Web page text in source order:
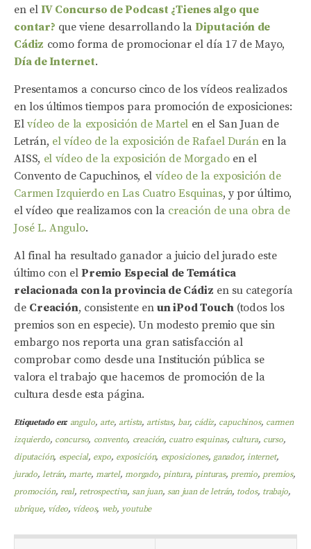
en el IV Concurso de Podcast ¿Tienes algo que
contar? que viene desarrollando la Diputación de
Cádiz como forma de promocionar el día 17 de Mayo,
Día de Internet.
Presentamos a concurso cinco de los vídeos realizados
en los últimos tiempos para promoción de exposiciones:
El vídeo de la exposición de Martel en el San Juan de
Letrán, el vídeo de la exposición de Rafael Durán en la
AISS, el vídeo de la exposición de Morgadoen el
Convento de Capuchinos, el vídeo de la exposición de
Carmen Izquierdo en Las Cuatro Esquinas, y por último,
el vídeo que realizamos con la creación de una obra de
José L. Angulo.
Al final ha resultado ganador a juicio del jurado este
último con elPremio Especial de Temática
relacionada con la provincia de Cádiz en su categoría
de Creación, consistente enun iPod Touch(todos los
premios son en especie). Un modesto premio que sin
embargo nos reporta una gran satisfacción al
comprobar como desde una Institución pública se
valora el trabajo que hacemos de promoción de la
cultura desde esta página.
Etiquetado en: angulo, arte, artista, artistas,bar, cádiz, capuchinos, carmen
izquierdo, concurso, convento, creación, cuatro esquinas, cultura, curso,
diputación, especial, expo, exposición, exposiciones, ganador, internet,
jurado,letrán,marte, martel,morgado, pintura, pinturas, premio, premios,
promoción, real,retrospectiva,san juan, san juan de letrán, todos, trabajo,
ubrique, vídeo, vídeos, web, youtube